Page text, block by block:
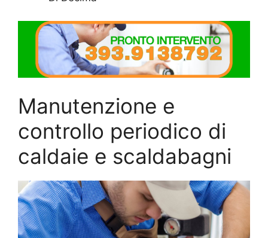
Manutenzione e
controllo periodico di
caldaie e scaldabagni